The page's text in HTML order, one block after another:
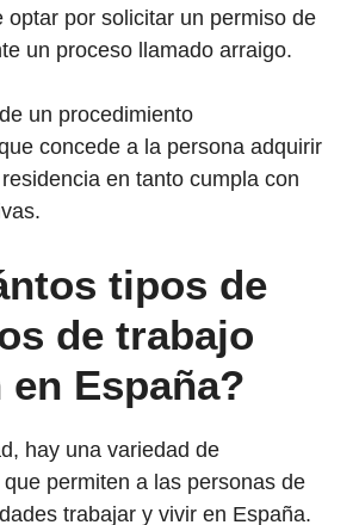
optar por solicitar un permiso de
un proceso llamado arraigo.
un procedimiento
concede a la persona adquirir
en tanto cumpla con
tipos de
de trabajo
España?
hay una variedad de
permiten a las personas de
trabajar y vivir en España.